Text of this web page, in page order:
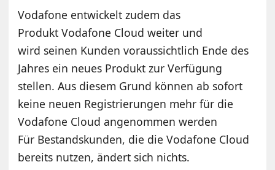
Vodafone entwickelt zudem das
Produkt Vodafone Cloud weiter und
wird seinen Kunden voraussichtlich Ende des
Jahres ein neues Produkt zur Verfügung
stellen. Aus diesem Grund können ab sofort
keine neuen Registrierungen mehr für die
Vodafone Cloud angenommen werden
Für Bestandskunden, die die Vodafone Cloud
bereits nutzen, ändert sich nichts.